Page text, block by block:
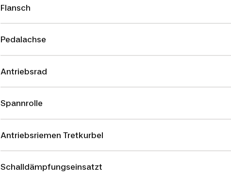
Flansch
Pedalachse
Antriebsrad
Spannrolle
Antriebsriemen Tretkurbel
Schalldämpfungseinsatzt